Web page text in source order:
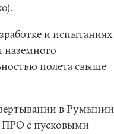
и испытаниях
наземного
полета свыше
в Румынии
ПРО с пусковыми